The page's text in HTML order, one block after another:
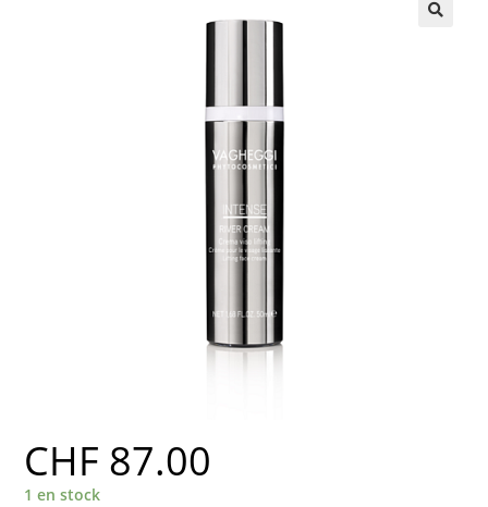
CHF 87.00
1 en stock